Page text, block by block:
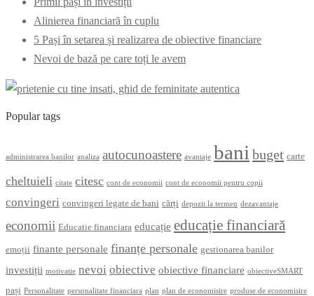
Alinierea financiară în cuplu
5 Pași în setarea și realizarea de obiective financiare
Nevoi de bază pe care toți le avem
Popular tags
administrarea banilor analiza autocunoastere avantaje bani buget carte
cheltuieli citate citesc cont de economii cont de economii pentru copii
convingeri convingeri legate de bani cărți depozit la termen dezavantaje
economii Educatie financiara educație educație financiară
emoții finante personale finanțe personale gestionarea banilor
investiții motivatie nevoi obiective obiective financiare obiectiveSMART
pași Personalitate personalitate financiara plan plan de economisire produse de economisire